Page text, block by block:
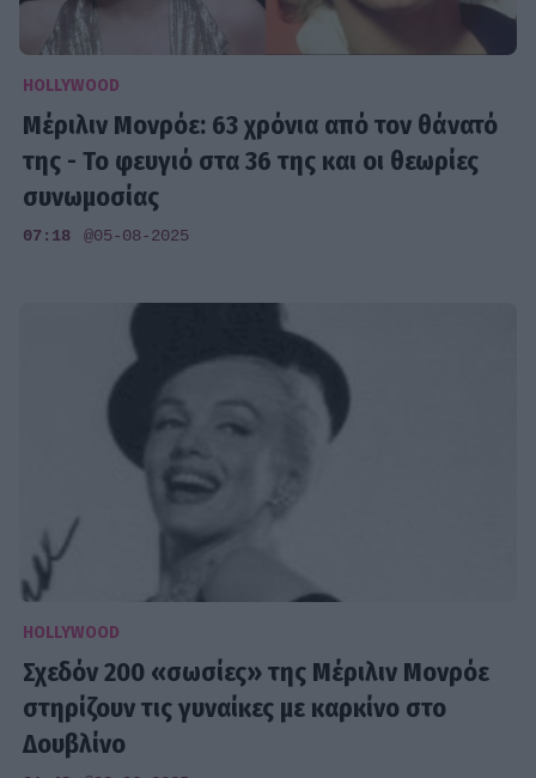
HOLLYWOOD
Μέριλιν Μονρόε: 63 χρόνια από τον θάνατό
της - Το φευγιό στα 36 της και οι θεωρίες
συνωμοσίας
07:18 @05-08-2025
HOLLYWOOD
Σχεδόν 200 «σωσίες» της Μέριλιν Μονρόε
στηρίζουν τις γυναίκες με καρκίνο στο
Δουβλίνο